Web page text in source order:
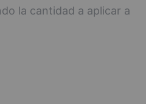
la cantidad a aplicar a